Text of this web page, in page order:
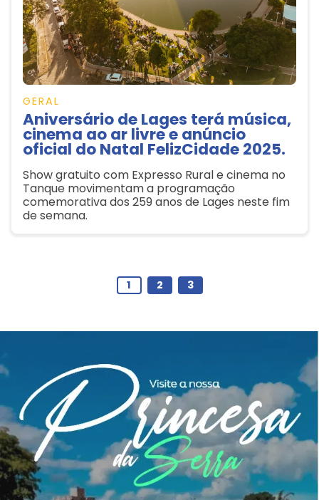
GERAL
Aniversário de Lages terá música,
cinema ao ar livre e anúncio
oficial do Natal FelizCidade 2025.
Show gratuito com Expresso Rural e cinema no
Tanque movimentam a programação
comemorativa dos 259 anos de Lages neste fim
de semana.
1 2 3